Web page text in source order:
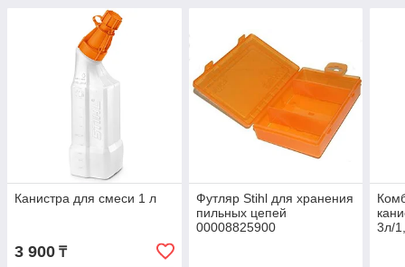
Канистра для смеси 1 л
3 900 ₸
Футляр Stihl для хранения
пильных цепей
00008825900
3л/